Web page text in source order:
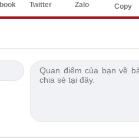
Twitter Zalo Copy